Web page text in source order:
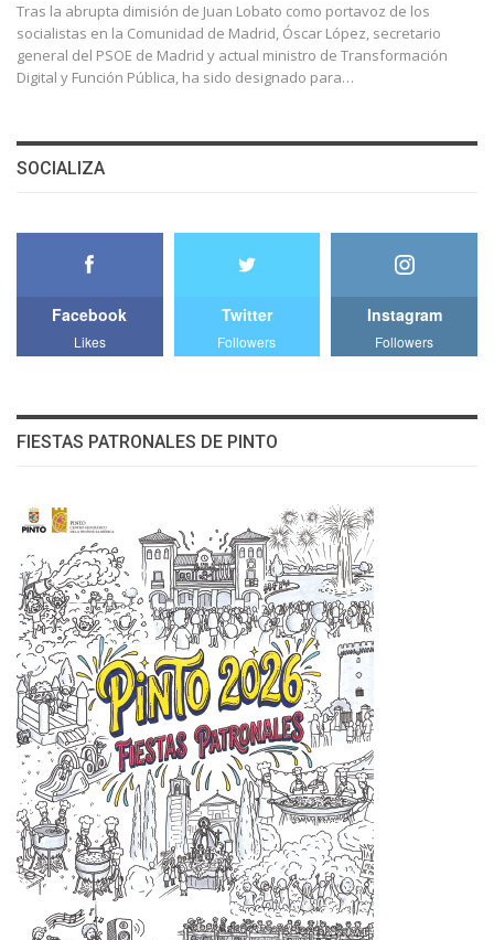
Tras la abrupta dimisión de Juan Lobato como portavoz de los
socialistas en la Comunidad de Madrid, Óscar López, secretario
general del PSOE de Madrid y actual ministro de Transformación
Digital y Función Pública, ha sido designado para…
SOCIALIZA
Facebook
Likes
Twitter
Followers
Instagram
Followers
FIESTAS PATRONALES DE PINTO